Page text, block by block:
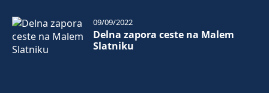
Delna zapora ceste na Malem
Slatniku
09/09/2022